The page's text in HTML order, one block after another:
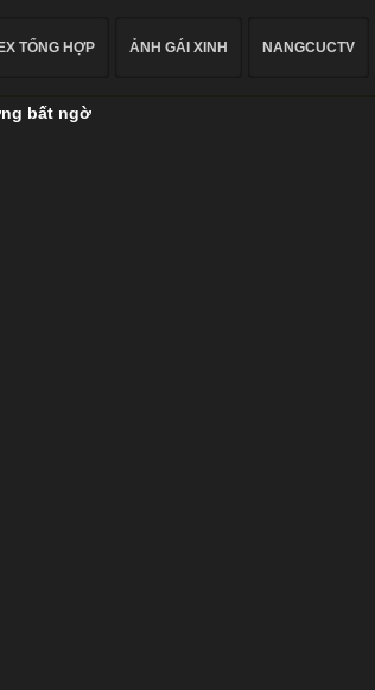
TỔNG HỢP ẢNH GÁI XINH NANGCUCTV
bất ngờ